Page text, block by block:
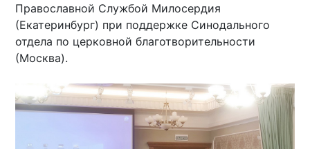
Православной Службой Милосердия
(Екатеринбург) при поддержке Синодального
отдела по церковной благотворительности
(Москва).